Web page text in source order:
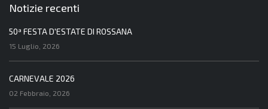
Notizie recenti
50ª FESTA D'ESTATE DI ROSSANA
15 Luglio, 2026
CARNEVALE 2026
02 Febbraio, 2026